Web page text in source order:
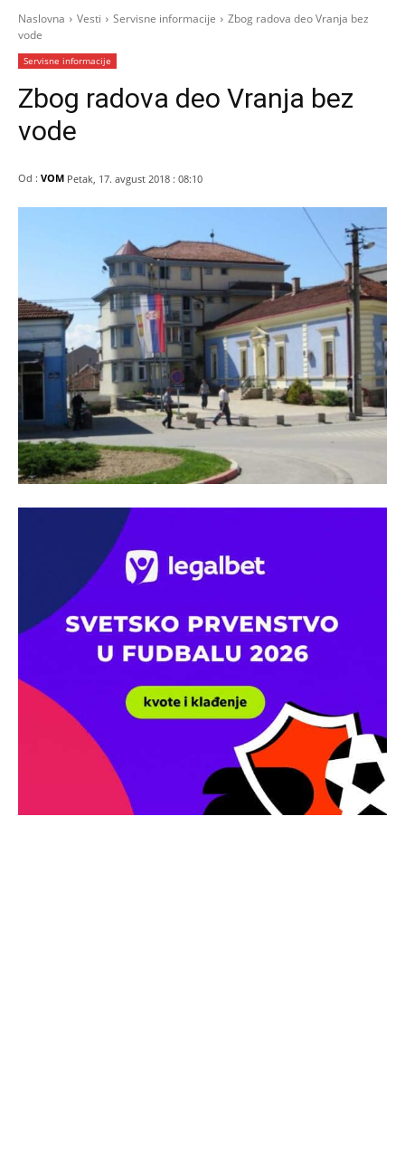
Naslovna Vesti Servisne informacije
Zbog radova deo Vranja bez
vode
Servisne informacije
Zbog radova deo Vranja bez
vode
Od : VOM Petak, 17. avgust 2018 : 08:10